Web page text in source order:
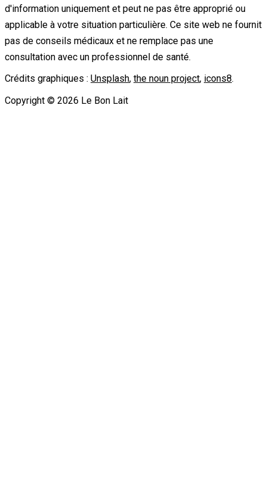
d'information uniquement et peut ne pas être approprié ou
applicable à votre situation particulière. Ce site web ne fournit
pas de conseils médicaux et ne remplace pas une
consultation avec un professionnel de santé.
Crédits graphiques : Unsplash, the noun project, icons8.
Copyright © 2026 Le Bon Lait